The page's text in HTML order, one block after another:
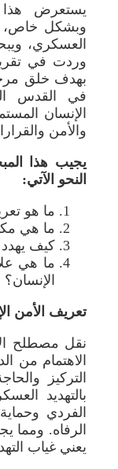
يستعرض هذا
وبشكل خاص،
العسكري،
بهدف خلق
في القدس
الإنسان
والأمن
يجيب هذا
النحو الآتي:
ما هو
ما هي
كيف يهدد
ما هي
الإنسان؟
تعريف الأمن
نقل مصطلح
الاهتمام من
التركيز
بالتهديد
الفردي
الرفاه. ومما
يعني غياب